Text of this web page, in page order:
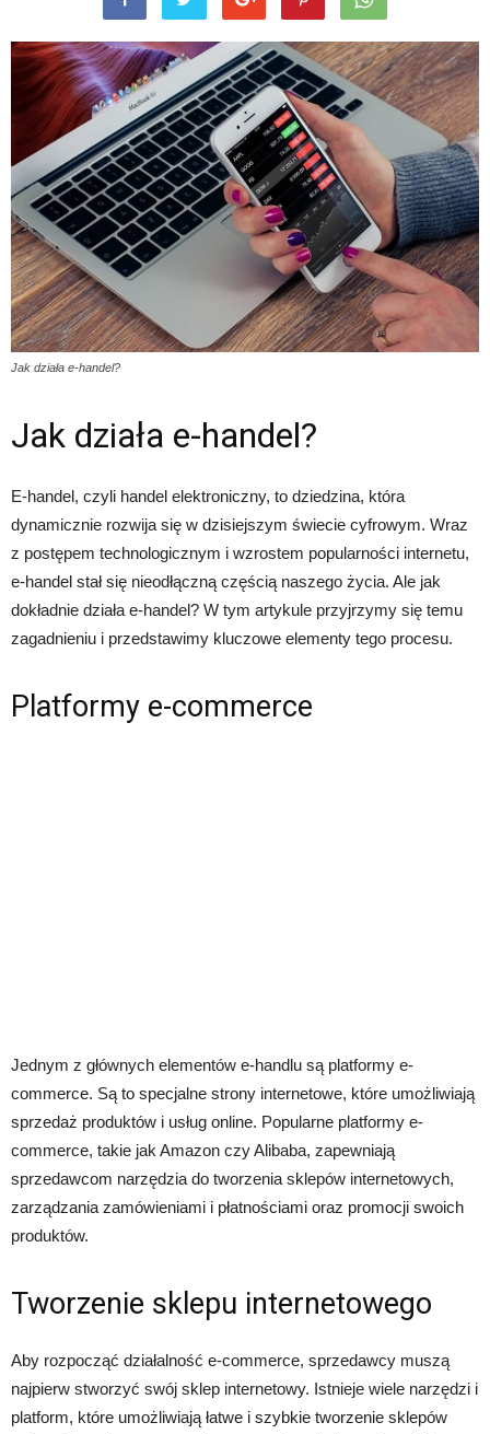
Jak działa e-handel?
Jak działa e-handel?
E-handel, czyli handel elektroniczny, to dziedzina, która
dynamicznie rozwija się w dzisiejszym świecie cyfrowym. Wraz
z postępem technologicznym i wzrostem popularności internetu,
e-handel stał się nieodłączną częścią naszego życia. Ale jak
dokładnie działa e-handel? W tym artykule przyjrzymy się temu
zagadnieniu i przedstawimy kluczowe elementy tego procesu.
Platformy e-commerce
Jednym z głównych elementów e-handlu są platformy e-
commerce. Są to specjalne strony internetowe, które umożliwiają
sprzedaż produktów i usług online. Popularne platformy e-
commerce, takie jak Amazon czy Alibaba, zapewniają
sprzedawcom narzędzia do tworzenia sklepów internetowych,
zarządzania zamówieniami i płatnościami oraz promocji swoich
produktów.
Tworzenie sklepu internetowego
Aby rozpocząć działalność e-commerce, sprzedawcy muszą
najpierw stworzyć swój sklep internetowy. Istnieje wiele narzędzi i
platform, które umożliwiają łatwe i szybkie tworzenie sklepów